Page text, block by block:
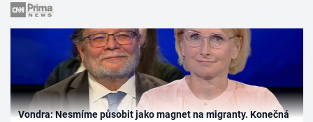
Vondra: Nesmíme působit jako magnet na migranty. Konečná